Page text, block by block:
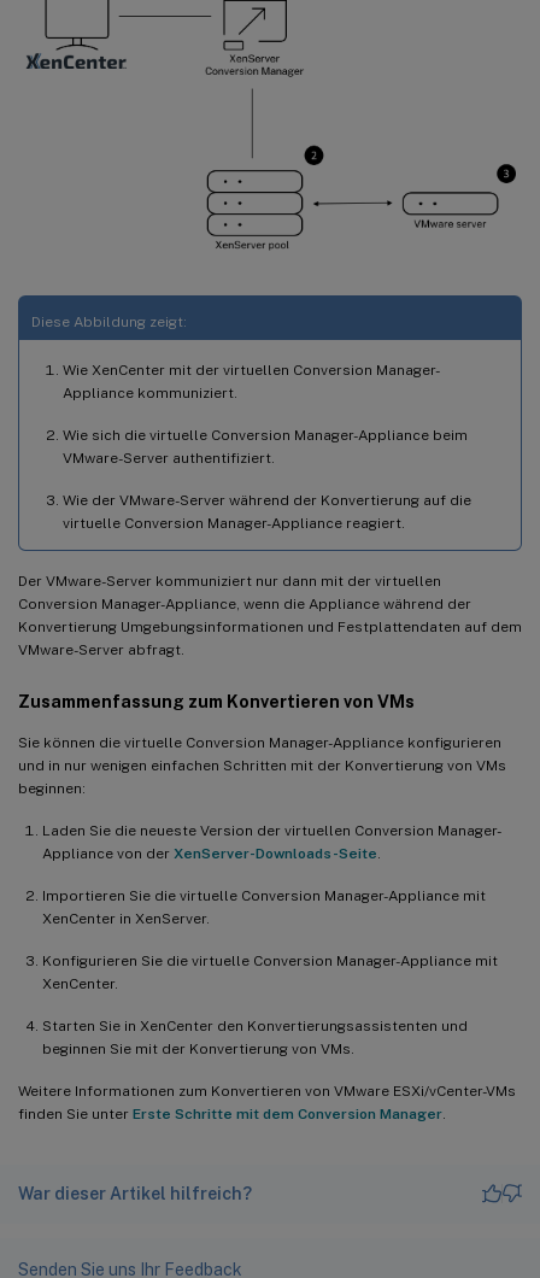
Diese Abbildung zeigt:
Wie XenCenter mit der virtuellen Conversion Manager-
Appliance kommuniziert.
Wie sich die virtuelle Conversion Manager-Appliance beim
VMware-Server authentifiziert.
Wie der VMware-Server während der Konvertierung auf die
virtuelle Conversion Manager-Appliance reagiert.
Der VMware-Server kommuniziert nur dann mit der virtuellen
Conversion Manager-Appliance, wenn die Appliance während der
Konvertierung Umgebungsinformationen und Festplattendaten auf dem
VMware-Server abfragt.
Zusammenfassung zum Konvertieren von VMs
Sie können die virtuelle Conversion Manager-Appliance konfigurieren
und in nur wenigen einfachen Schritten mit der Konvertierung von VMs
beginnen:
Laden Sie die neueste Version der virtuellen Conversion Manager-
Appliance von der XenServer-Downloads-Seite
Importieren Sie die virtuelle Conversion Manager-Appliance mit
XenCenter in XenServer.
Konfigurieren Sie die virtuelle Conversion Manager-Appliance mit
XenCenter.
Starten Sie in XenCenter den Konvertierungsassistenten und
beginnen Sie mit der Konvertierung von VMs.
Weitere Informationen zum Konvertieren von VMware ESXi/vCenter-VMs
finden Sie unter Erste Schritte mit dem Conversion Manager
War dieser Artikel hilfreich?
Senden Sie uns Ihr Feedback